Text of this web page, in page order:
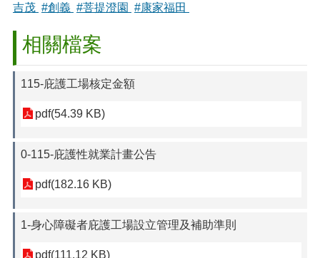
吉茂 #創義 #菩提澄園 #康家福田
相關檔案
115-庇護工場核定金額
pdf(54.39 KB)
0-115-庇護性就業計畫公告
pdf(182.16 KB)
1-身心障礙者庇護工場設立管理及補助準則
pdf(111.12 KB)